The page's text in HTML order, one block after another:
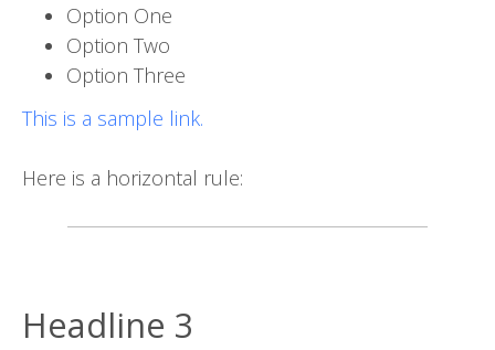
Option One
Option Two
Option Three
This is a sample link.
Here is a horizontal rule:
Headline 3